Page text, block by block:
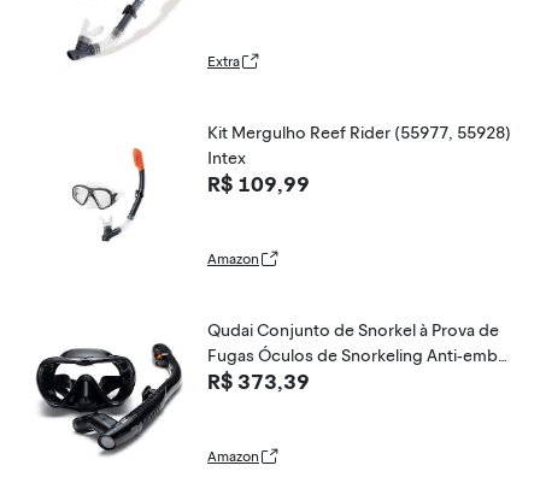
Extra
Kit Mergulho Reef Rider (55977, 55928)
Intex
R$ 109,99
Amazon
Qudai Conjunto de Snorkel à Prova de
Fugas Óculos de Snorkeling Anti-emba
çante para Natação Óculos com Respir
R$ 373,39
Amazon